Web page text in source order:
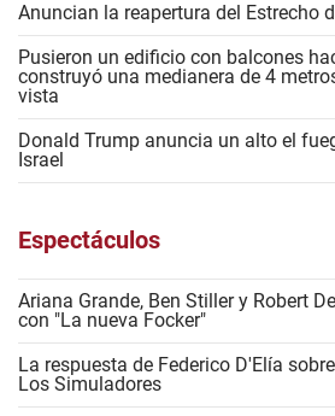
Anuncian la reapertura del Estrecho
Pusieron un edificio con balcones
construyó una medianera de 4
vista
Donald Trump anuncia un alto el
Israel
Espectáculos
Ariana Grande, Ben Stiller y Robert
con "La nueva Focker"
La respuesta de Federico D'Elía
Los Simuladores